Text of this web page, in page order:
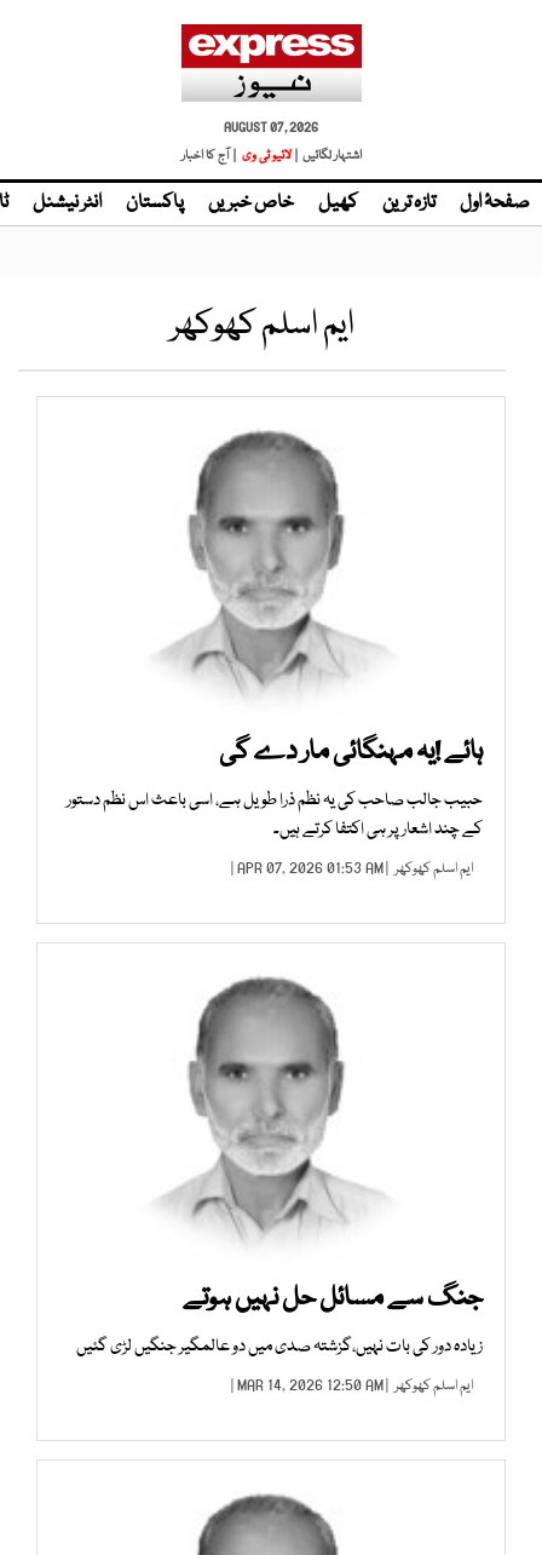
AUGUST 07, 2026
اشتہار لگائیں | لائیو ٹی وی | آج کا اخبار
صفحۂ اول تازہ ترین کھیل خاص خبریں پاکستان انٹر نیشنل
ایم اسلم کھوکھر
ہائے !یہ مہنگائی مار دے گی
حبیب جالب صاحب کی یہ نظم ذرا طویل ہے، اسی باعث اس نظم دستور
کے چند اشعار پر ہی اکتفا کرتے ہیں۔
ایم اسلم کھوکھر | APR 07, 2026 01:53 AM |
جنگ سے مسائل حل نہیں ہوتے
زیادہ دور کی بات نہیں،گزشتہ صدی میں دو عالمگیر جنگیں لڑی گئیں
ایم اسلم کھوکھر | MAR 14, 2026 12:50 AM |